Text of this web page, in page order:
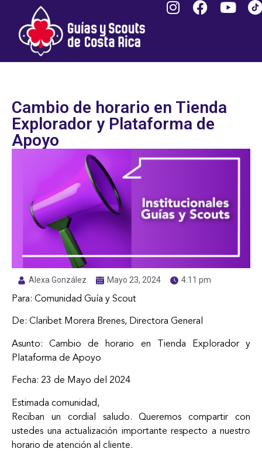
Cambio de horario en Tienda
Explorador y Plataforma de
Apoyo
Alexa González Mayo 23, 2024 4:11 pm
Para: Comunidad Guía y Scout
De: Claribet Morera Brenes, Directora General
Asunto: Cambio de horario en Tienda Explorador y
Plataforma de Apoyo
Fecha: 23 de Mayo del 2024
Estimada comunidad,
Reciban un cordial saludo. Queremos compartir con
ustedes una actualización importante respecto a nuestro
horario de atención al cliente.